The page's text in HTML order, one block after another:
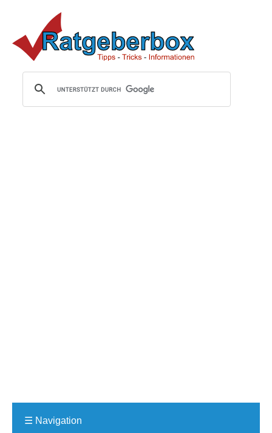
☰ Navigation